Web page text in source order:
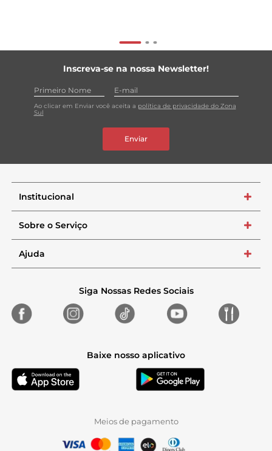
Inscreva-se na nossa Newsletter!
Ao clicar em Enviar você aceita a política de privacidade do Zona
Sul
Enviar
Institucional +
Sobre o Serviço +
Ajuda +
Siga Nossas Redes Sociais
Baixe nosso aplicativo
Meios de pagamento